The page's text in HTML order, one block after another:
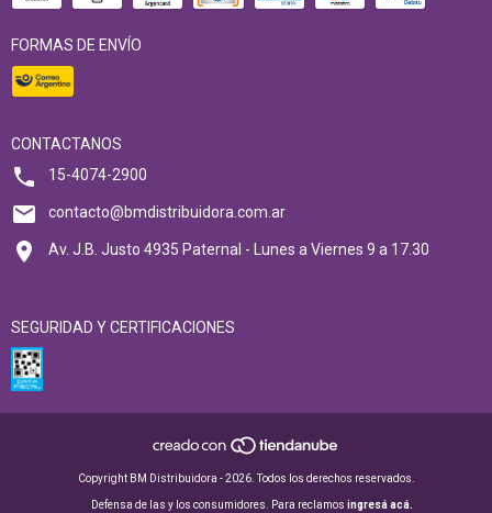
FORMAS DE ENVÍO
CONTACTANOS
15-4074-2900
contacto@bmdistribuidora.com.ar
Av. J.B. Justo 4935 Paternal - Lunes a Viernes 9 a 17.30
SEGURIDAD Y CERTIFICACIONES
Copyright BM Distribuidora - 2026. Todos los derechos reservados.
Defensa de las y los consumidores. Para reclamos ingresá acá.